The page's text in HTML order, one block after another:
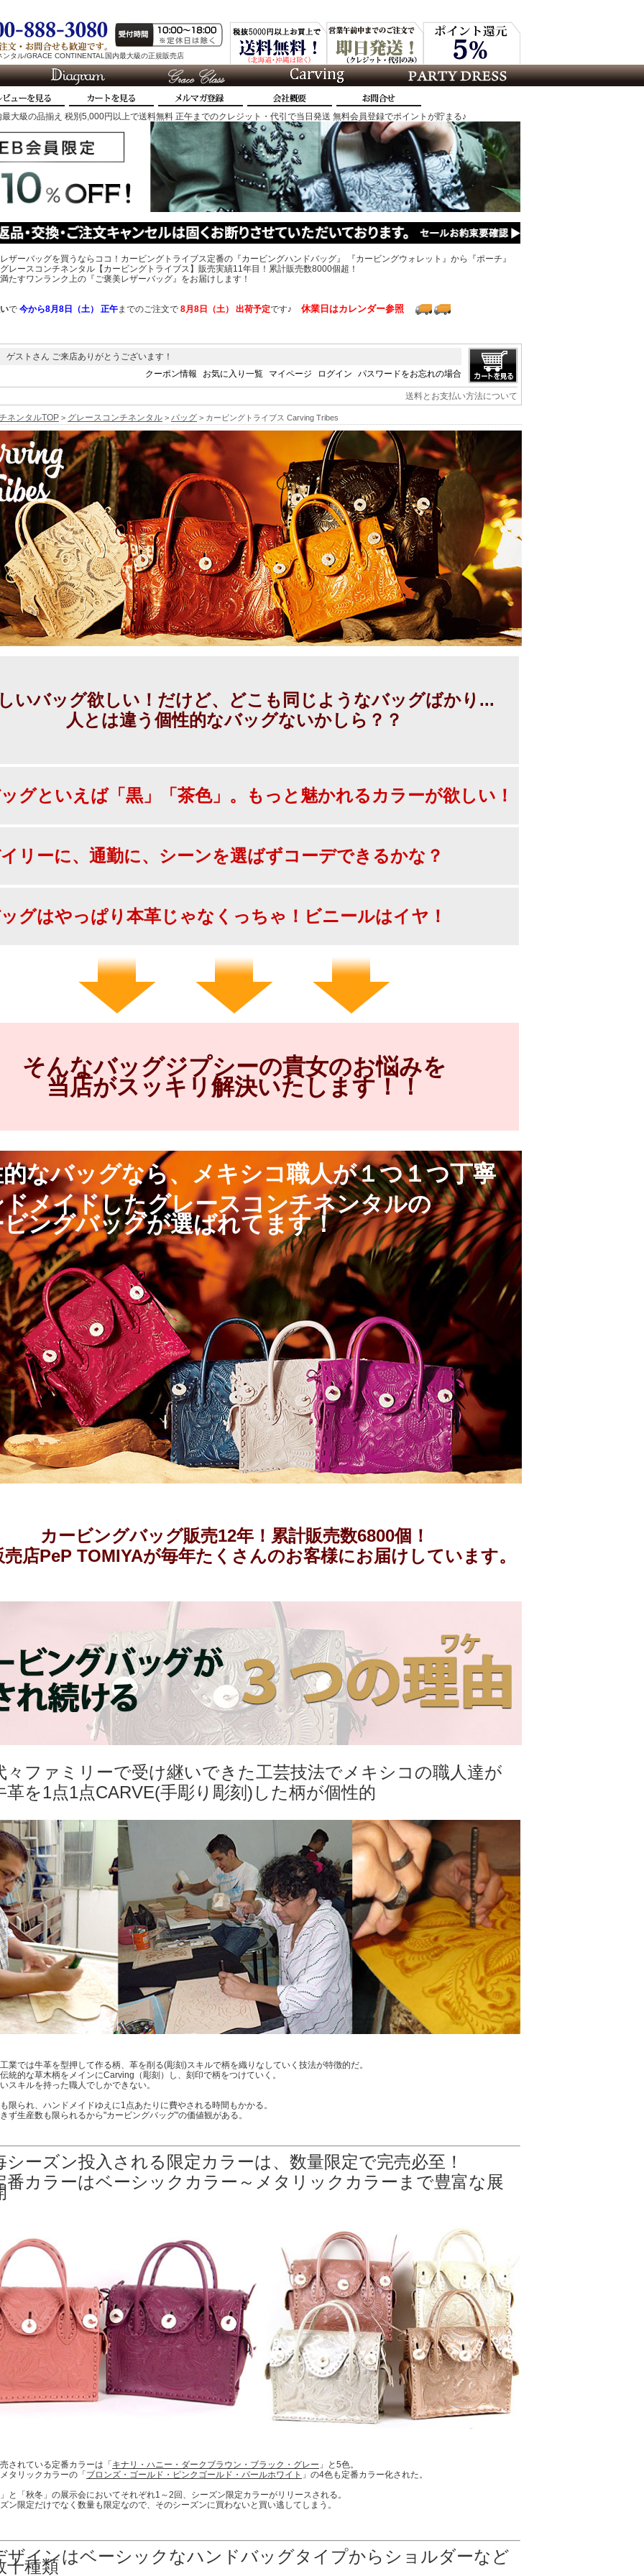
ンタル/GRACE CONTINENTAL国内最大級の正規販売店
大級の品揃え 税別5,000円以上で送料無料 正午までのクレジット・代引で当日発送 無料会員登録でポイントが貯まる♪
ザーバッグを買うならココ！カービングトライブス定番の『カービングハンドバッグ』 『カービングウォレット』から『ポーチ』
レースコンチネンタル【カービングトライブス】販売実績11年目！累計販売数8000個超！
たすワンランク上の『ご褒美レザーバッグ』をお届けします！
で今から8月8日（土） 正午までのご注文で8月8日（土） 出荷予定です♪ 休業日はカレンダー参照
ストさん ご来店ありがとうございます！
クーポン情報
お気に入り一覧 マイページ ログイン パスワードをお忘れの場合
送料とお支払い方法について
ネンタルTOP > グレースコンチネンタル > バッグ > カービングトライブス Carving Tribes
いバッグ欲しい！だけど、どこも同じようなバッグばかり...
人とは違う個性的なバッグないかしら？？
といえば「黒」「茶色」。もっと魅かれるカラーが欲しい！
ーに、通勤に、シーンを選ばずコーデできるかな？
はやっぱり本革じゃなくっちゃ！ビニールはイヤ！
そんなバッグジプシーの貴女のお悩みを
当店がスッキリ解決いたします！！
なバッグなら、メキシコ職人が１つ１つ丁寧
メイドしたグレースコンチネンタルの
ングバッグが選ばれてます！
カービングバッグ販売12年！累計販売数6800個！
売店PeP TOMIYAが毎年たくさんのお客様にお届けしています。
々ファミリーで受け継いできた工芸技法でメキシコの職人達が
革を1点1点CARVE(手彫り彫刻)した柄が個性的
業では牛革を型押して作る柄、革を削る(彫刻)スキルで柄を織りなしていく技法が特徴的だ。
統的な草木柄をメインにCarving（彫刻）し、刻印で柄をつけていく。
スキルを持った職人でしかできない。
限られ、ハンドメイドゆえに1点あたりに費やされる時間もかかる。
ず生産数も限られるから"カービングバッグ"の価値観がある。
シーズン投入される限定カラーは、数量限定で完売必至！
番カラーはベーシックカラー～メタリックカラーまで豊富な展
されている定番カラーは「キナリ・ハニー・ダークブラウン・ブラック・グレー 」と5色。
タリックカラーの「ブロンズ・ゴールド・ピンクゴールド・パールホワイト 」の4色も定番カラー化された。
と「秋冬」の展示会においてそれぞれ1～2回、シーズン限定カラーがリリースされる。
ン限定だけでなく数量も限定なので、そのシーズンに買わないと買い逃してしまう。
ザインはベーシックなハンドバッグタイプからショルダーなど
十種類